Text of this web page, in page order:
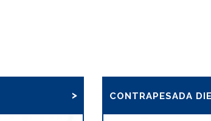
CONTRAPESADA